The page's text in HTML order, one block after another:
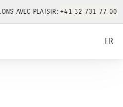
AVEC PLAISIR: +41 32 731 77 00
FR